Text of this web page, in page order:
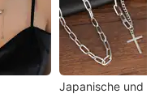
Japanische und